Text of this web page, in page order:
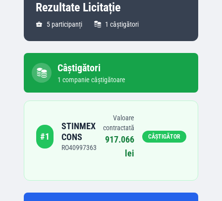
Rezultate Licitație
5 participanți 1 câștigători
Câștigători
1 companie câștigătoare
#1
STINMEX
CONS
RO40997363
Valoare
contractată
917.066
lei
CÂȘTIGĂTOR